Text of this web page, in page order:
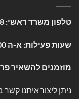
טלפון משרד ראשי:
שעות פעילות: א-ה 09:00-17:00, ימי שישי 09:00-13:00
מוזמנים להשאיר
ניתן ליצור איתנו קשר